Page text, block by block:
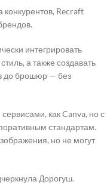
конкурентов, Recraft
интегрировать
а также создавать
до брошюр — без
как Canva, но с
стандартам.
но не могут
Дорогуш.